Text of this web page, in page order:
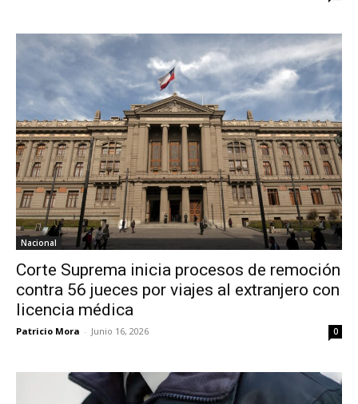
Nacional
Corte Suprema inicia procesos de remoción
contra 56 jueces por viajes al extranjero con
licencia médica
Patricio Mora - Junio 16, 2026 0